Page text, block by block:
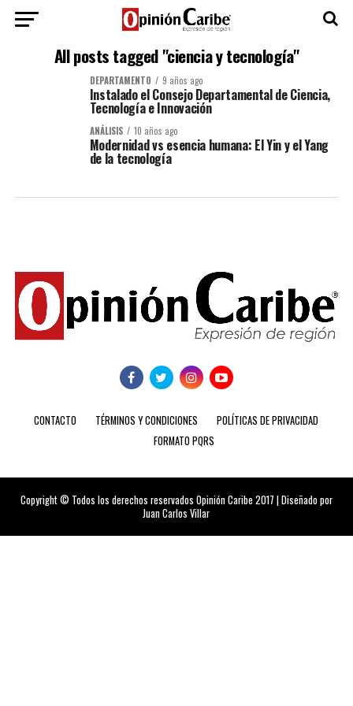
All posts tagged "ciencia y tecnología"
DEPARTAMENTO 9 años ago
Instalado el Consejo Departamental de Ciencia,
Tecnología e Innovación
ANÁLISIS 10 años ago
Modernidad vs esencia humana: El Yin y el Yang
de la tecnología
CONTACTO TÉRMINOS Y CONDICIONES
POLÍTICAS DE PRIVACIDAD
FORMATO PQRS
Copyright © Todos los derechos reservados Opinión Caribe 2017 | Diseñado por
Juan Carlos Villar